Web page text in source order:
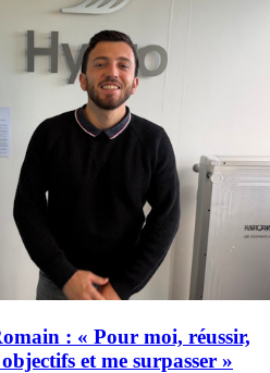
: « Pour moi, réussir,
et me surpasser »